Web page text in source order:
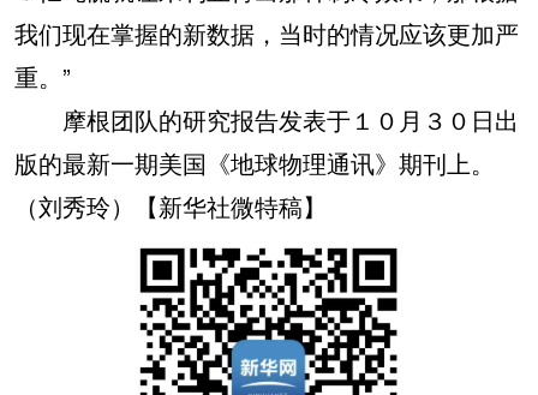
我们现在掌握的新数据，当时的情况应该更加严
重。”
摩根团队的研究报告发表于１０月３０日出
版的最新一期美国《地球物理通讯》期刊上。
（刘秀玲）【新华社微特稿】